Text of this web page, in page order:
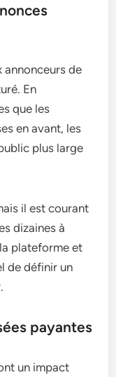
annonceurs de
En
que les
en avant, les
plus large
il est courant
dizaines à
plateforme et
de définir un
payantes
un impact